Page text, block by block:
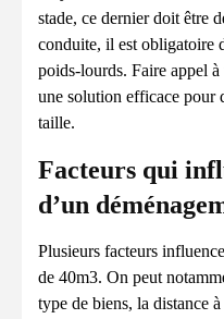
stade, ce dernier doit être
conduite, il est obligatoire
poids-lourds. Faire appel
une solution efficace pour
taille.
Facteurs qui
d’un
Plusieurs facteurs
de 40m3. On peut
type de biens, la distance